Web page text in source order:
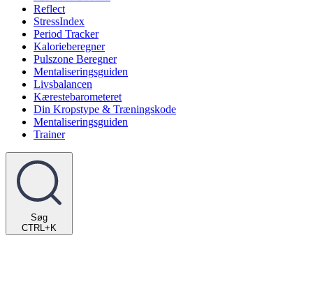
Reflect
StressIndex
Period Tracker
Kalorieberegner
Pulszone Beregner
Mentaliseringsguiden
Livsbalancen
Kærestebarometeret
Din Kropstype & Træningskode
Mentaliseringsguiden
Trainer
Søg
CTRL+K